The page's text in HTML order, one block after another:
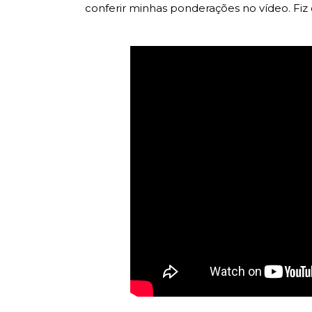
conferir minhas ponderações no vídeo. Fiz